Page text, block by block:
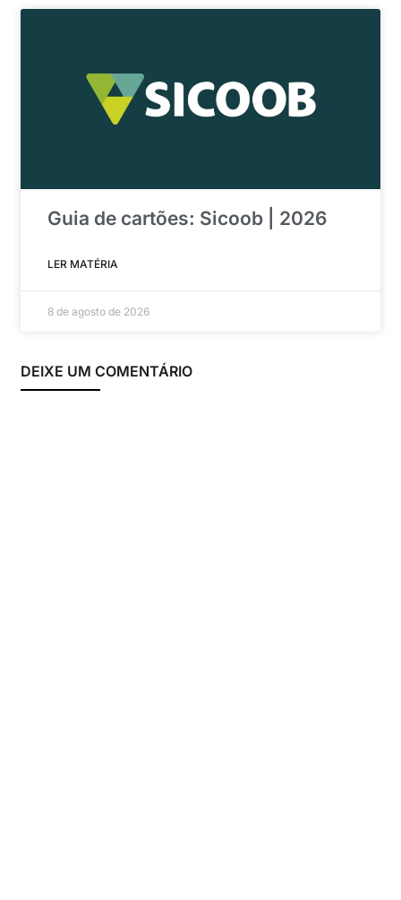
Guia de cartões: Sicoob | 2026
LER MATÉRIA
8 de agosto de 2026
DEIXE UM COMENTÁRIO